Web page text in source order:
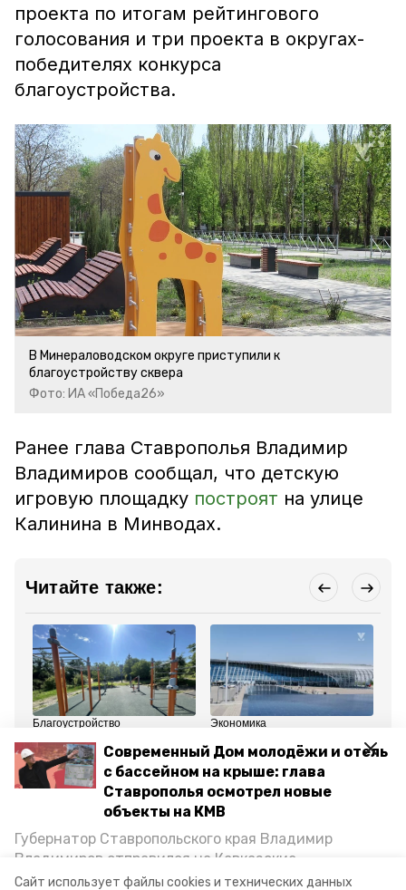
Сайт использует файлы cookies и технических данных
Современный Дом молодёжи и отель
с бассейном на крыше: глава
Ставрополья осмотрел новые
объекты на КМВ
Губернатор Ставропольского края Владимир
Владимиров отправился на Кавказские
Минеральные Воды, чтобы проинспектировать
проекта по итогам рейтингового
голосования и три проекта в округах-
победителях конкурса
благоустройства.
В Минераловодском округе приступили к
благоустройству сквера
Фото: ИА «Победа26»
Ранее глава Ставрополья Владимир
Владимиров сообщал, что детскую
игровую площадку построят на улице
Калинина в Минводах.
Читайте также:
Благоустройство
19 июня , 15:35
Две новые
спортплощадки
появятся в
Минераловодском
Экономика
Минераловодский округ
вошёл в тройку лидеров
инвестрейтинга
Ставрополья
Все новости